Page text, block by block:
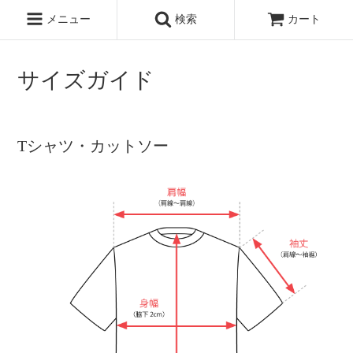
メニュー 検索 カート
サイズガイド
Tシャツ・カットソー
シリーズで探す